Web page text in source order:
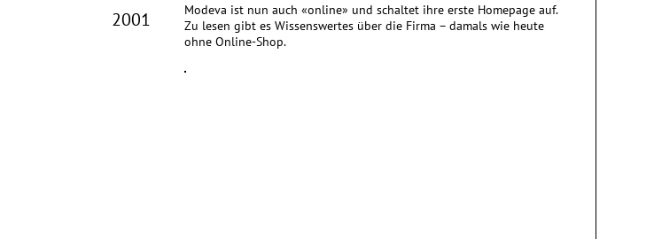
2001
Modeva ist nun auch «online» und schaltet ihre erste Homepage auf.
Zu lesen gibt es Wissenswertes über die Firma – damals wie heute
ohne Online-Shop.